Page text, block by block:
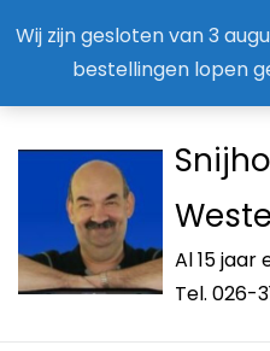
Wij zijn gesloten van 3
bestellingen lopen
Al 15 jaar
Tel. 026-